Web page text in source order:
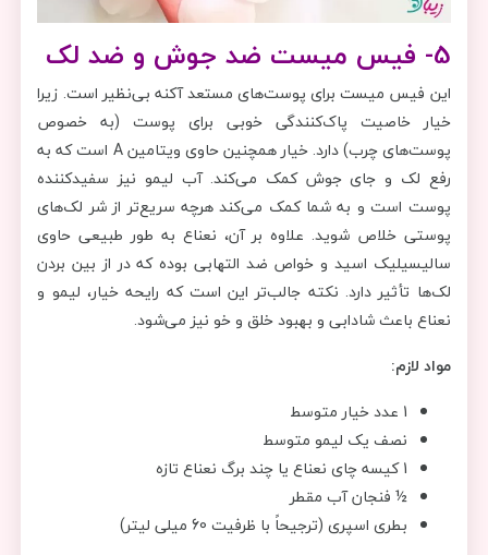
5- فیس میست ضد جوش و ضد لک
این فیس میست برای پوست‌های مستعد آکنه بی‌نظیر است. زیرا
خیار خاصیت پاک‌کنندگی خوبی برای پوست (به خصوص
پوست‌های چرب) دارد. خیار همچنین حاوی ویتامین A است که به
رفع لک و جای جوش کمک می‌کند. آب لیمو نیز سفیدکننده
پوست است و به شما کمک می‌کند هرچه سریع‌تر از شر لک‌های
پوستی خلاص شوید. علاوه بر آن، نعناع به طور طبیعی حاوی
سالیسیلیک اسید و خواص ضد التهابی بوده که در از بین بردن
لک‌ها تأثیر دارد. نکته جالب‌تر این است که رایحه خیار، لیمو و
نعناع باعث شادابی و بهبود خلق و خو نیز می‌شود.
مواد لازم:
1 عدد خیار متوسط
نصف یک لیمو متوسط
1 کیسه چای نعناع یا چند برگ نعناع تازه
½ فنجان آب مقطر
بطری اسپری (ترجیحاً با ظرفیت 60 میلی لیتر)